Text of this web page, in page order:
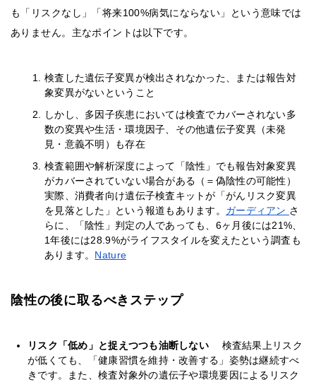
も「リスクなし」「将来100%病気にならない」という意味では
ありません。主なポイントは以下です。
検査した遺伝子変異が検出されなかった、または報告対
象変異がないということ
しかし、多因子疾患においては検査でカバーされない多
数の変異や生活・環境因子、その他遺伝子変異（未発
見・意義不明）も存在
検査範囲や解析深度によって「陰性」でも報告対象変異
がカバーされていない場合がある（＝偽陰性の可能性）
実際、消費者向け遺伝子検査キットが「がんリスク変異
を見落とした」という報道もあります。 ガーディアン さ
らに、「陰性」判定の人であっても、6ヶ月後には21%、
1年後には28.9%がライフスタイルを変えたという調査も
あります。 Nature
陰性の後に取るべきステップ
リスク「低め」と捉えつつも油断しない
検査結果上リスク
が低くても、「健康習慣を維持・改善する」姿勢は継続すべ
きです。また、検査対象外の遺伝子や環境要因によるリスク